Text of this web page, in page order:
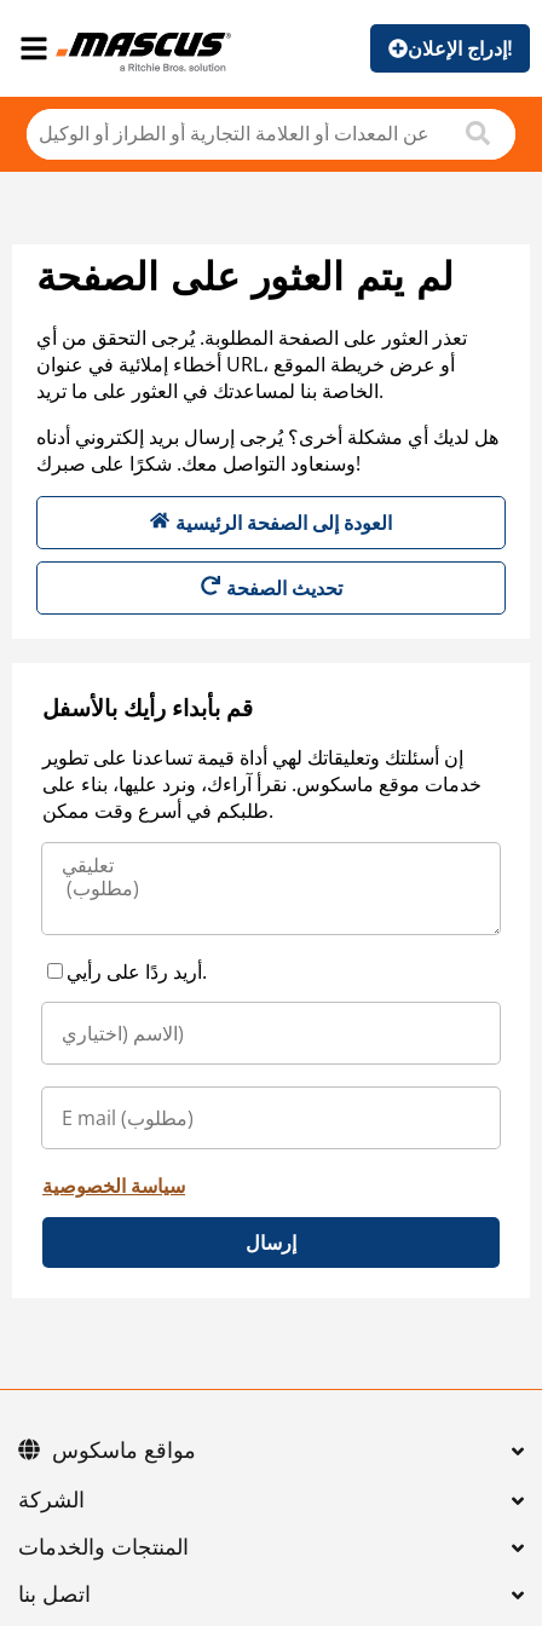
إدراج الإعلان!
لم يتم العثور على الصفحة
تعذر العثور على الصفحة المطلوبة. يُرجى التحقق من أي
أخطاء إملائية في عنوان URL، أو عرض خريطة الموقع
الخاصة بنا لمساعدتك في العثور على ما تريد.
هل لديك أي مشكلة أخرى؟ يُرجى إرسال بريد إلكتروني أدناه
وسنعاود التواصل معك. شكرًا على صبرك!
العودة إلى الصفحة الرئيسية
تحديث الصفحة
قم بأبداء رأيك بالأسفل
إن أسئلتك وتعليقاتك لهي أداة قيمة تساعدنا على تطوير
خدمات موقع ماسكوس. نقرأ آراءك، ونرد عليها، بناء على
طلبكم في أسرع وقت ممكن.
أريد ردًا على رأيي.
سياسة الخصوصية
إرسال
اتصل بنا
مواقع ماسكوس